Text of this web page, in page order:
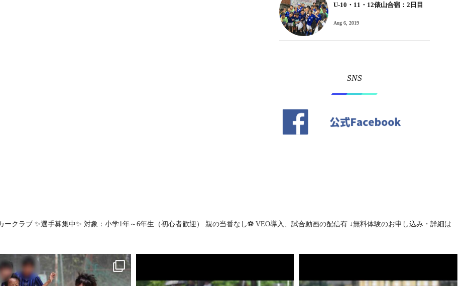
U-10・11・12俵山合宿：2日目
Aug 6, 2019
SNS
ークラブ ✨選手募集中✨ 対象：小学1年～6年生（初心者歓迎） 親の当番なし⚽️VEO導入、試合動画の配信有↓無料体験のお申し込み・詳細は